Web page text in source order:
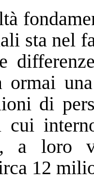
sta nel
ormai
di
cui
a loro
12